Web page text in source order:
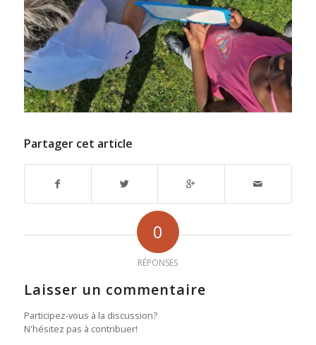
Partager cet article
0
RÉPONSES
Laisser un commentaire
Participez-vous à la discussion?
N'hésitez pas à contribuer!